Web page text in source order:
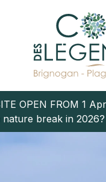
OPEN FROM 1
nature break in